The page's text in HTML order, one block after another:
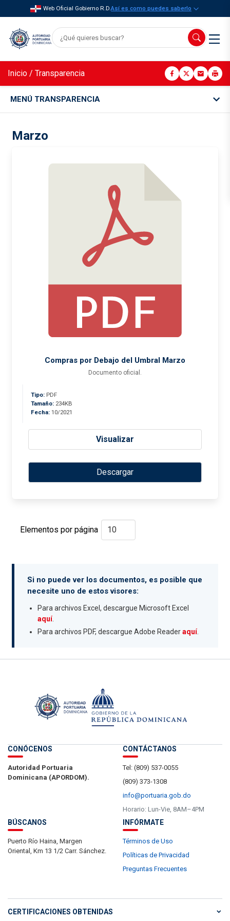
Web Oficial Gobierno R.D.Así es como puedes saberlo
Inicio / Transparencia
MENÚ TRANSPARENCIA
Marzo
Compras por Debajo del Umbral Marzo
Documento oficial.
Tipo: PDF
Tamaño: 234KB
Fecha: 10/2021
Visualizar
Descargar
Elementos por página
Si no puede ver los documentos, es posible que
necesite uno de estos visores:
Para archivos Excel, descargue Microsoft Excel
aquí.
Para archivos PDF, descargue Adobe Readeraquí.
CONÓCENOS
Autoridad Portuaria
Dominicana (APORDOM).
CONTÁCTANOS
Tel: (809) 537-0055
(809) 373-1308
info@portuaria.gob.do
Horario: Lun-Vie, 8AM–4PM
BÚSCANOS
Puerto Río Haina, Margen
Oriental, Km 13 1/2 Carr. Sánchez.
INFÓRMATE
Términos de Uso
Políticas de Privacidad
Preguntas Frecuentes
CERTIFICACIONES OBTENIDAS